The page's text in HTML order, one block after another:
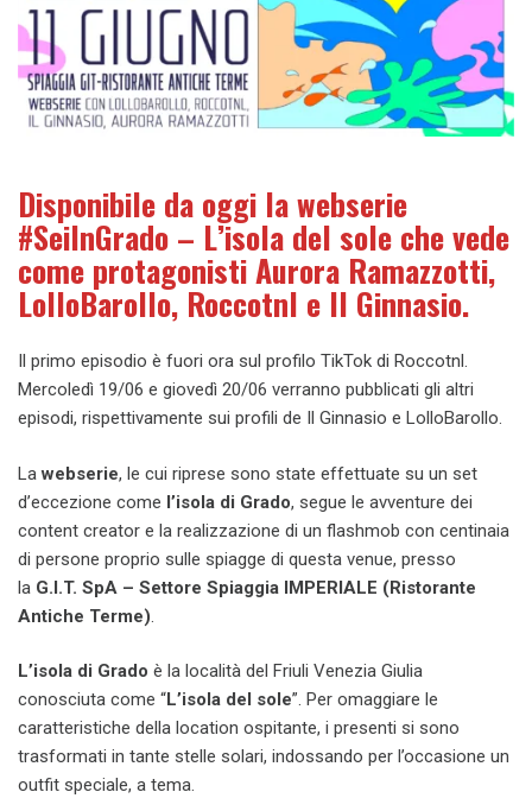
Disponibile da oggi la webserie
#SeiInGrado – L’isola del sole che vede
come protagonisti Aurora Ramazzotti,
LolloBarollo, Roccotnl e Il Ginnasio.
Il primo episodio è fuori ora sul profilo TikTok di Roccotnl.
Mercoledì 19/06 e giovedì 20/06 verranno pubblicati gli altri
episodi, rispettivamente sui profili de Il Ginnasio e LolloBarollo.
Lawebserie, le cui riprese sono state effettuate su un set
d’eccezione come l’isola di Grado, segue le avventure dei
content creator e la realizzazione di un flashmob con centinaia
di persone proprio sulle spiagge di questa venue, presso
la G.I.T. SpA – Settore Spiaggia IMPERIALE (Ristorante
Antiche Terme)
L’isola di Grado è la località del Friuli Venezia Giulia
conosciuta come “L’isola del sole”. Per omaggiare le
caratteristiche della location ospitante, i presenti si sono
trasformati in tante stelle solari, indossando per l’occasione un
outfit speciale, a tema.